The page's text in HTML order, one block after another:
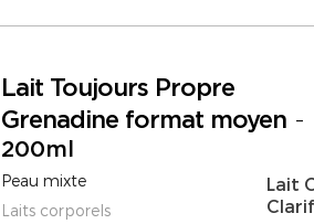
Lait Toujours Propre
Grenadine format moyen-
200ml
Peau mixte
Laits corporels
Lait